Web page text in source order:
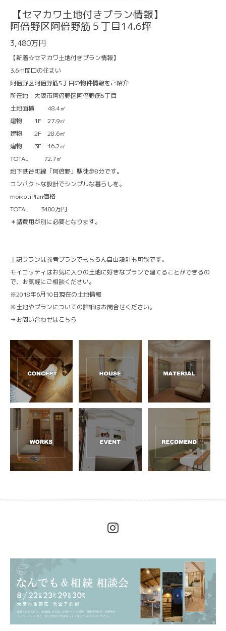
【セマカワ土地付きプラン情報】
阿倍野区阿倍野筋５丁目14.6坪
3,480万円
【新着☆セマカワ土地付きプラン情報】
3.6ｍ間口の住まい
阿倍野区阿倍野筋5丁目の物件情報をご紹介
所在地：大阪市阿倍野区阿倍野筋5丁目
土地面積 48.4㎡
建物 1F 27.9㎡
建物 2F 28.6㎡
建物 3F 16.2㎡
TOTAL 72.7㎡
地下鉄谷町線「阿倍野」駅徒歩8分です。
コンパクトな設計でシンプルな暮らしを。
moikotiPlan価格
TOTAL 3480万円
＊諸費用が別に必要となります。
上記プランは参考プランでもちろん自由設計も可能です。
モイコッティはお気に入りの土地に好きなプランで建てることができるの
で、お気軽にご相談ください。
※2018年6月10日現在の土地情報
※土地やプランについての詳細はお問合せください。
→お問い合わせはこちら